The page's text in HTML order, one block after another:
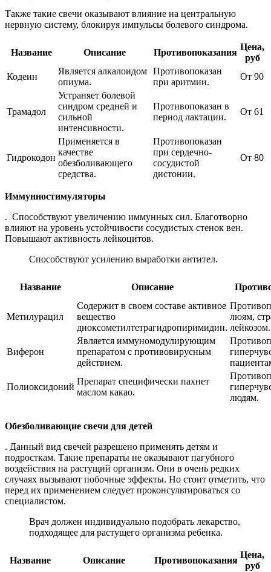
Также такие свечи оказывают влияние на центральную
нервную систему, блокируя импульсы болевого синдрома.
Название Описание Противопоказания
Цена,
руб
Кодеин
Является алкалоидом
опиума.
Противопоказан
при аритмии.
От 90
Трамадол
Устраняет болевой
синдром средней и
сильной
интенсивности.
Противопоказан в
период лактации.
От 61
Гидрокодон
Применяется в
качестве
обезболивающего
средства.
Противопоказан
при сердечно-
сосудистой
дистонии.
От 80
Иммунностимуляторы
. Способствуют увеличению иммунных сил. Благотворно
влияют на уровень устойчивости сосудистых стенок вен.
Повышают активность лейкоцитов.
Способствуют усилению выработки антител.
Название Описание
Метилурацил
Содержит в своем составе активное
вещество
диоксометилтетрагидропиримидин.
люям,
лейкозом.
Виферон
Является иммуномодулирующим
препаратом с противовирусным
действием.
Полиоксидоний
Препарат специфически пахнет
маслом какао.
людям.
Обезболивающие свечи для детей
. Данный вид свечей разрешено применять детям и
подросткам. Такие препараты не оказывают пагубного
воздействия на растущий организм. Они в очень редких
случаях вызывают побочные эффекты. Но стоит отметить, что
перед их применением следует проконсультироваться со
специалистом.
Врач должен индивидуально подобрать лекарство,
подходящее для растущего организма ребенка.
Название Описание Противопоказания
Цена,
руб